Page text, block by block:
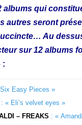
albums qui
autres seront
Au
sur 12 albums
:
Easy Pieces »
: « Eli’s velvet eyes »
– FREAKS : «